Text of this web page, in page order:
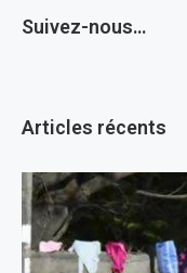
Suivez-nous…
Articles récents